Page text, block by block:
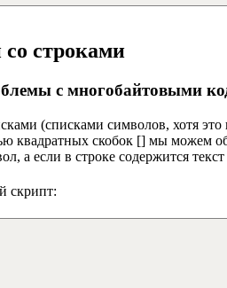
строками
с многобайтовыми
(списками символов, хотя
квадратных скобок [] мы можем
а если в строке содержится
скрипт: